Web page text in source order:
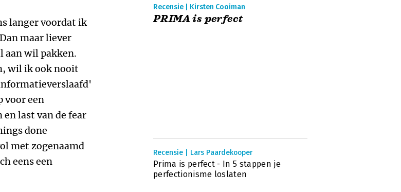
langer voordat ik
maar liever
aan wil pakken.
wil ik ook nooit
voor een
last van de fear
done
met zogenaamd
eens een
Recensie | Kirsten Cooiman
PRIMA is perfect
Recensie | Lars Paardekooper
Prima is perfect - In 5 stappen je
perfectionisme loslaten